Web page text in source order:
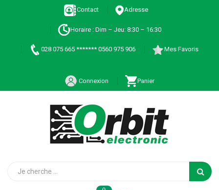
Contact Adresse
Horaire : Dim – Jeu: 8:30 – 16:30
028 075 665 ******* 0560 975 906 Mes Favoris
Connexion Panier